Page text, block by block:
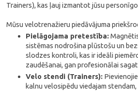
Trainers), kas ļauj izmantot jūsu
Mūsu velotrenažieru piedāvājuma
Pielāgojama pretestība:
sistēmas nodrošina plūstošu un
slodzes kontroli, kas ir ideāli
zaudēšanai, gan profesionālai
Velo stendi (Trainers):
kalnu velosipēdu viedajam